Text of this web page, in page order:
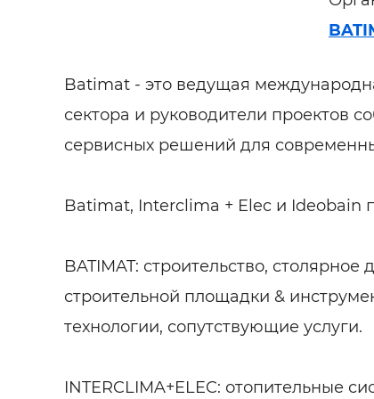
Batimat - это ведущая
сектора и руководители проектов
сервисных решений для
Batimat, Interclima + Elec и Ideobain
BATIMAT: строительство,
строительной площадки &
технологии, сопутствующие услуги.
INTERCLIMA+ELEC: отопительные